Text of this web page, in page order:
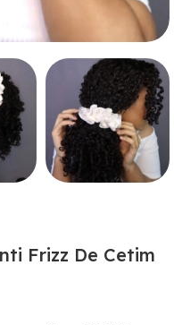
Frizz De Cetim